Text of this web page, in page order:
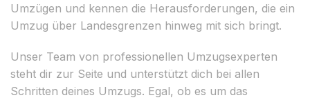
Umzügen und kennen die Herausforderungen, die ein
Umzug über Landesgrenzen hinweg mit sich bringt.
Unser Team von professionellen Umzugsexperten
steht dir zur Seite und unterstützt dich bei allen
Schritten deines Umzugs. Egal, ob es um das